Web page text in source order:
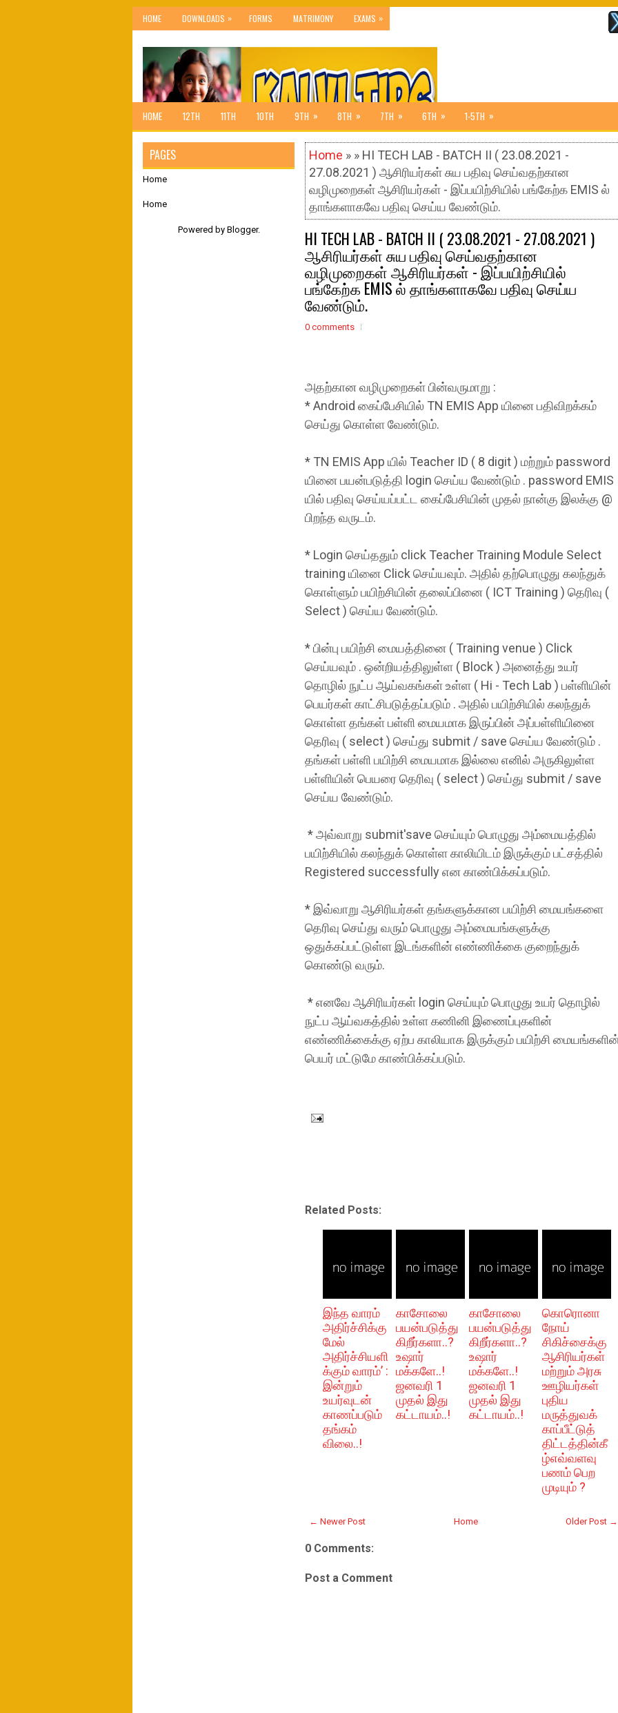
HOME DOWNLOADS » FORMS MATRIMONY EXAMS »
HOME 12TH 11TH 10TH 9TH » 8TH » 7TH » 6TH » 1-5TH »
Home » » HI TECH LAB - BATCH II ( 23.08.2021 -
27.08.2021 ) ஆசிரியர்கள் சுய பதிவு செய்வதற்கான
வழிமுறைகள் ஆசிரியர்கள் - இப்பயிற்சியில் பங்கேற்க EMIS ல்
தாங்களாகவே பதிவு செய்ய வேண்டும்.
HI TECH LAB - BATCH II ( 23.08.2021 - 27.08.2021 )
ஆசிரியர்கள் சுய பதிவு செய்வதற்கான
வழிமுறைகள் ஆசிரியர்கள் - இப்பயிற்சியில்
பங்கேற்க EMIS ல் தாங்களாகவே பதிவு செய்ய
வேண்டும்.
0 comments
அதற்கான வழிமுறைகள் பின்வருமாறு :
* Android கைப்பேசியில் TN EMIS App யினை பதிவிறக்கம்
செய்து கொள்ள வேண்டும்.
* TN EMIS App யில் Teacher ID ( 8 digit ) மற்றும் password
யினை பயன்படுத்தி login செய்ய வேண்டும் . password EMIS
யில் பதிவு செய்யப்பட்ட கைப்பேசியின் முதல் நான்கு இலக்கு @
பிறந்த வருடம்.
* Login செய்ததும் click Teacher Training Module Select
training யினை Click செய்யவும். அதில் தற்பொழுது கலந்துக்
கொள்ளும் பயிற்சியின் தலைப்பினை ( ICT Training ) தெரிவு (
Select ) செய்ய வேண்டும்.
* பின்பு பயிற்சி மையத்தினை ( Training venue ) Click
செய்யவும் . ஒன்றியத்திலுள்ள ( Block ) அனைத்து உயர்
தொழில் நுட்ப ஆய்வகங்கள் உள்ள ( Hi - Tech Lab ) பள்ளியின்
பெயர்கள் காட்சிபடுத்தப்படும் . அதில் பயிற்சியில் கலந்துக்
கொள்ள தங்கள் பள்ளி மையமாக இருப்பின் அப்பள்ளியினை
தெரிவு ( select ) செய்து submit / save செய்ய வேண்டும் .
தங்கள் பள்ளி பயிற்சி மையமாக இல்லை எனில் அருகிலுள்ள
பள்ளியின் பெயரை தெரிவு ( select ) செய்து submit / save
செய்ய வேண்டும்.
* அவ்வாறு submit'save செய்யும் பொழுது அம்மையத்தில்
பயிற்சியில் கலந்துக் கொள்ள காலியிடம் இருக்கும் பட்சத்தில்
Registered successfully என காண்பிக்கப்படும்.
* இவ்வாறு ஆசிரியர்கள் தங்களுக்கான பயிற்சி மையங்களை
தெரிவு செய்து வரும் பொழுது அம்மையங்களுக்கு
ஒதுக்கப்பட்டுள்ள இடங்களின் எண்ணிக்கை குறைந்துக்
கொண்டு வரும்.
* எனவே ஆசிரியர்கள் login செய்யும் பொழுது உயர் தொழில்
நுட்ப ஆய்வகத்தில் உள்ள கணினி இணைப்புகளின்
எண்ணிக்கைக்கு ஏற்ப காலியாக இருக்கும் பயிற்சி
பெயர் மட்டுமே காண்பிக்கப்படும்.
Related Posts:
இந்த வாரம்
அதிர்ச்சிக்கு
மேல்
அதிர்ச்சியளி
க்கும் வாரம்’ :
இன்றும்
உயர்வுடன்
காணப்படும்
தங்கம்
விலை..!
காசோலை
பயன்படுத்து
கிறீர்களா..?
உஷார்
மக்களே..!
ஜனவரி 1
முதல் இது
கட்டாயம்..!
காசோலை
பயன்படுத்து
கிறீர்களா..?
உஷார்
மக்களே..!
ஜனவரி 1
முதல் இது
கட்டாயம்..!
கொரொனா
நோய்
சிகிச்சைக்கு
ஆசிரியர்கள்
மற்றும் அரசு
ஊழியர்கள்
புதிய
மருத்துவக்
காப்பீட்டுத்
திட்டத்தின்கீ
ழ்எவ்வளவு
பணம் பெற
முடியும் ?
← Newer Post Older Post →
Home
0 Comments:
Post a Comment
PAGES
Home
Home
Powered by Blogger.